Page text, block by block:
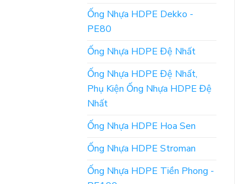
Ống Nhựa HDPE Dekko -
PE80
Ống Nhựa HDPE Đệ Nhất
Ống Nhựa HDPE Đệ Nhất,
Phụ Kiện Ống Nhựa HDPE Đệ
Nhất
Ống Nhựa HDPE Hoa Sen
Ống Nhựa HDPE Stroman
Ống Nhựa HDPE Tiền Phong -